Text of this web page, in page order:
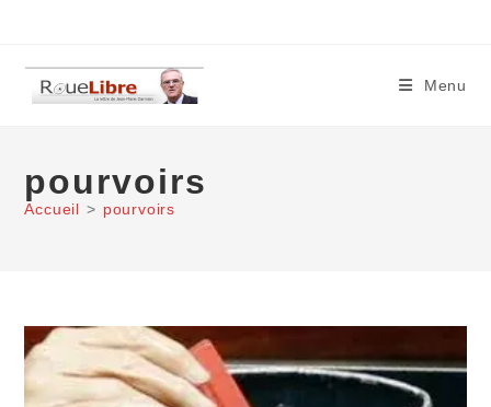
content
Menu
pourvoirs
Accueil > pourvoirs